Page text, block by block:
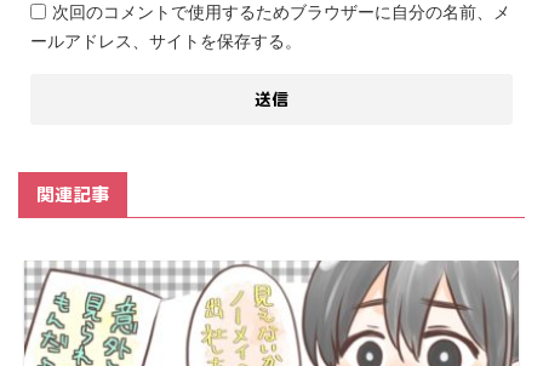
次回のコメントで使用するためブラウザーに自分の名前、メ
ールアドレス、サイトを保存する。
関連記事